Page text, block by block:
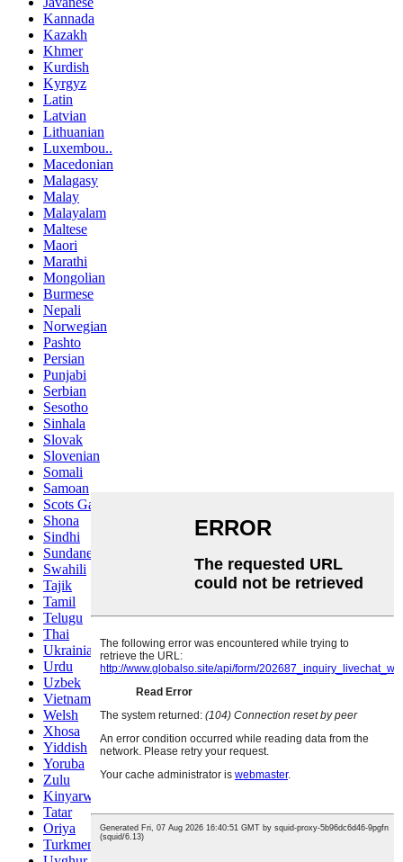
Kannada
Kazakh
Khmer
Kurdish
Kyrgyz
Latin
Latvian
Lithuanian
Luxembou..
Macedonian
Malagasy
Malay
Malayalam
Maltese
Maori
Marathi
Mongolian
Burmese
Nepali
Norwegian
Pashto
Persian
Punjabi
Serbian
Sesotho
Sinhala
Slovak
Slovenian
Somali
Samoan
Scots Gaelic
Shona
Sindhi
Sundanese
Swahili
Tajik
Tamil
Telugu
Thai
Ukrainian
Urdu
Uzbek
Vietnamese
Welsh
Xhosa
Yiddish
Yoruba
Zulu
Kinyarwanda
Tatar
Oriya
Turkmen